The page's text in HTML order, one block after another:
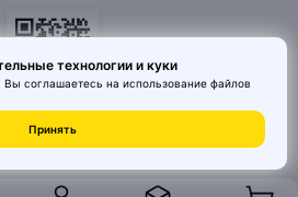
дизайнерских товаров со всего
Все права защищены.
технологии и куки
соглашаетесь на использование файлов
Принять